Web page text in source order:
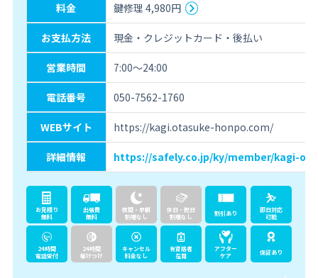
料金 鍵修理 4,980円
お支払方法 現金・クレジットカード・後払い
営業時間 7:00〜24:00
電話番号 050-7562-1760
WEBサイト https://kagi.otasuke-honpo.com/
詳細情報 https://safely.co.jp/ky/member/kagi-
お見積り
無料
出張費
無料
夜間・早朝
割増なし
休日・祝日
割増なし
割引あり
即日対応
可能
24時間
電話受付
24時間
駆けつけ
キャンセル
料金なし
有資格者
在籍
アフター
ケア
保証あり